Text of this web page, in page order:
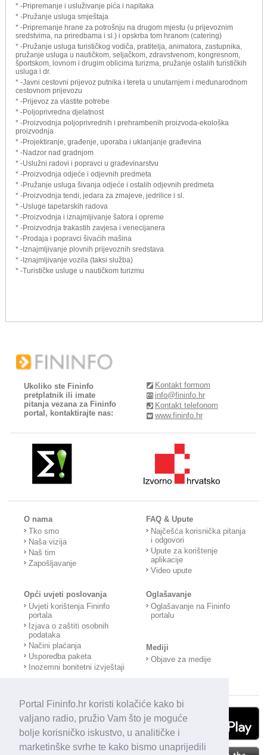
Portal Fininfo.hr koristi kolačiće kako bi
valjano radio, pružio Vam što je moguće
bolje korisničko iskustvo, u analitičke i
marketinške svrhe te kako bismo unaprijedili
* -Pripremanje i usluživanje pića i napitaka
* -Pružanje usluga smještaja
* -Pripremanje hrane za potrošnju na drugom mjestu (u prijevoznim
sredstvima, na priredbama i sl.) i opskrba tom hranom (catering)
* -Pružanje usluga turističkog vodiča, pratitelja, animatora, zastupnika,
pružanje usluga u nautičkom, seljačkom, zdravstvenom, kongresnom,
športskom, lovnom i drugim oblicima turizma, pružanje ostalih turističkih
usluga i dr.
* -Javni cestovni prijevoz putnika i tereta u unutarnjem i međunarodnom
cestovnom prijevozu
* -Prijevoz za vlastite potrebe
* -Poljoprivredna djelatnost
* -Proizvodnja poljoprivrednih i prehrambenih proizvoda-ekološka
proizvodnja
* -Projektiranje, građenje, uporaba i uklanjanje građevina
* -Nadzor nad gradnjom
* -Uslužni radovi i popravci u građevinarstvu
* -Proizvodnja odjeće i odjevnih predmeta
* -Pružanje usluga šivanja odjeće i ostalih odjevnih predmeta
* -Proizvodnja tendi, jedara za zmajeve, jedrilice i sl.
* -Usluge tapetarskih radova
* -Proizvodnja i iznajmljivanje šatora i opreme
* -Proizvodnja trakastih zavjesa i venecijanera
* -Prodaja i popravci šivaćih mašina
* -Iznajmljivanje plovnih prijevoznih sredstava
* -Iznajmljivanje vozila (taksi služba)
* -Turističke usluge u nautičkom turizmu
Ukoliko ste Fininfo
pretplatnik ili imate
pitanja vezana za Fininfo
portal, kontaktirajte nas:
Kontakt formom
info@fininfo.hr
Kontakt telefonom
www.fininfo.hr
O nama
Tko smo
Naša vizija
Naš tim
Zapošljavanje
FAQ & Upute
Najčešća korisnička pitanja
i odgovori
Upute za korištenje
aplikacije
Video upute
Opći uvjeti poslovanja
Uvjeti korištenja Fininfo
portala
Izjava o zaštiti osobnih
podataka
Načini plaćanja
Usporedba paketa
Inozemni bonitetni izvještaji
Oglašavanje
Oglašavanje na Fininfo
portalu
Mediji
Objave za medije